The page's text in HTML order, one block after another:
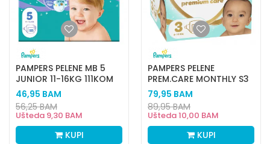
PAMPERS PELENE MB 5
JUNIOR 11-16KG 111KOM
46,95 BAM
Ušteda 9,30 BAM
56,25BAM
KUPI
PAMPERS PELENE
PREM.CARE MONTHLY S3
6-10KG 216KOM
79,95 BAM
Ušteda10,00 BAM
89,95BAM
KUPI